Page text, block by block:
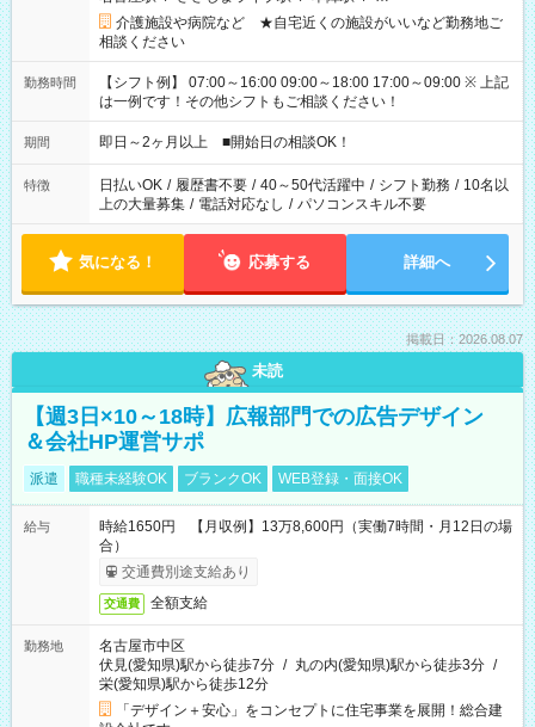
介護施設や病院など ★自宅近くの施設がいいなど勤務地ご
相談ください
勤務時間
【シフト例】 07:00～16:00 09:00～18:00 17:00～09:00 ※ 上記
は一例です！その他シフトもご相談ください！
期間 即日～2ヶ月以上 ■開始日の相談OK！
特徴 日払いOK / 履歴書不要 / 40～50代活躍中 / シフト勤務 / 10名以
上の大量募集 / 電話対応なし / パソコンスキル不要
気になる！ 応募する 詳細へ
掲載日：2026.08.07
未読
【週3日×10～18時】広報部門での広告デザイン
＆会社HP運営サポ
派遣 職種未経験OK ブランクOK WEB登録・面接OK
給与
時給1650円 【月収例】13万8,600円（実働7時間・月12日の場
合）
交通費別途支給あり
交通費 全額支給
勤務地
名古屋市中区
伏見(愛知県)駅から徒歩7分 / 丸の内(愛知県)駅から徒歩3分 /
栄(愛知県)駅から徒歩12分
「デザイン＋安心」をコンセプトに住宅事業を展開！総合建